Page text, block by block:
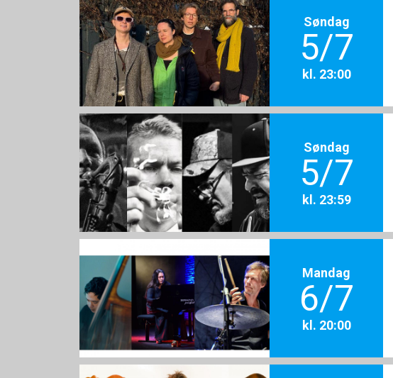
Søndag
5/7
kl. 23:00
Søndag
5/7
kl. 23:59
Mandag
6/7
kl. 20:00